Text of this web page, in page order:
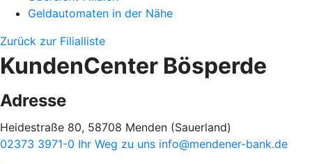
Geldautomaten in der Nähe
Zurück zur Filialliste
KundenCenter Bösperde
Adresse
Heidestraße 80, 58708 Menden (Sauerland)
02373 3971-0 Ihr Weg zu uns info@mendener-bank.de